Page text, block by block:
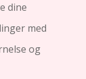
dine
med
og